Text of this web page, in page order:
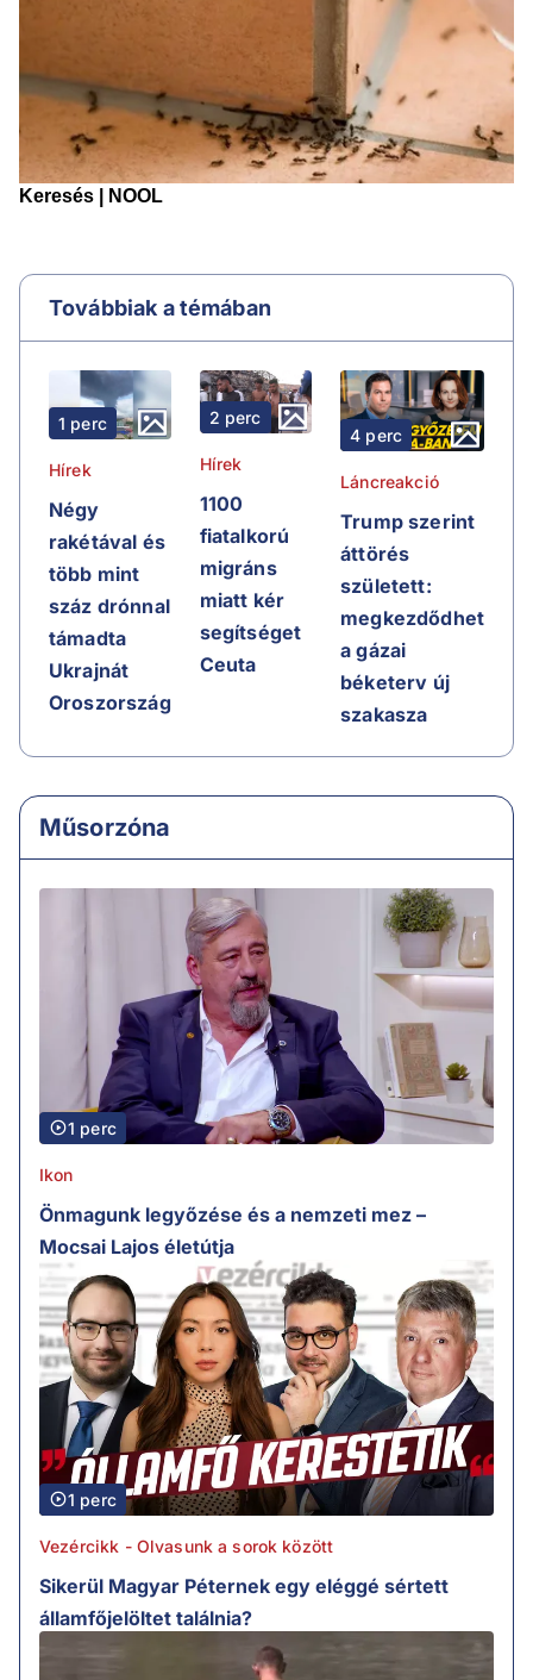
Továbbiak a témában
1 perc
Hírek
Négy
rakétával és
több mint
száz drónnal
támadta
Ukrajnát
Oroszország
2 perc
Hírek
1100
fiatalkorú
migráns
miatt kér
segítséget
Ceuta
4 perc
Láncreakció
Trump szerint
áttörés
született:
megkezdődhet
a gázai
béketerv új
szakasza
Műsorzóna
1 perc
Ikon
Önmagunk legyőzése és a nemzeti mez –
Mocsai Lajos életútja
1 perc
Vezércikk - Olvasunk a sorok között
Sikerül Magyar Péternek egy eléggé sértett
államfőjelöltet találnia?